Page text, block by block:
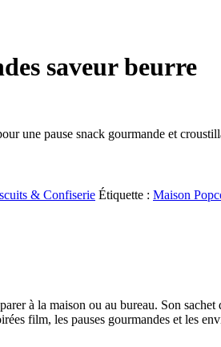
saveur beurre
une pause snack gourmande et
& Confiserie Étiquette : Maison
à la maison ou au bureau. Son
film, les pauses gourmandes et les